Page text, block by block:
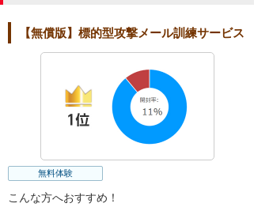
【無償版】標的型攻撃メール訓練サービス
無料体験
こんな方へおすすめ！